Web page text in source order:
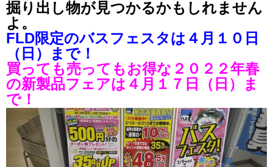
掘り出し物が見つかるかもしれません
よ。
FLD限定のバスフェスタは４月１０日
（日）まで！
買っても売ってもお得な２０２２年春
の新製品フェアは４月１７日（日）ま
で！